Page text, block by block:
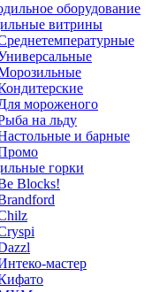
оборудование
витрины
мороженого
на льду
и барные
горки
Blocks!
мастер